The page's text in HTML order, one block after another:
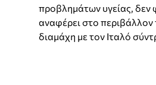
προβλημάτων υγείας, δεν
αναφέρει στο περιβάλλον
διαμάχη με τον Ιταλό